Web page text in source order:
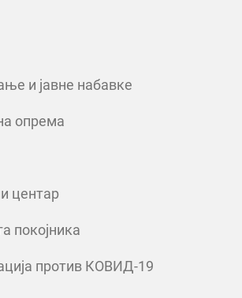
и јавне набавке
опрема
центар
покојника
против КОВИД-19